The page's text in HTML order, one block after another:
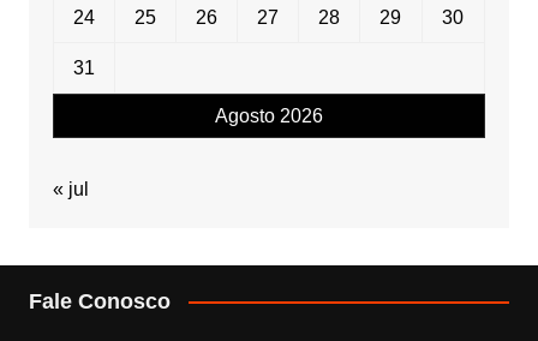
Agosto 2026
24 25 26 27 28 29 30
31
« jul
Fale Conosco